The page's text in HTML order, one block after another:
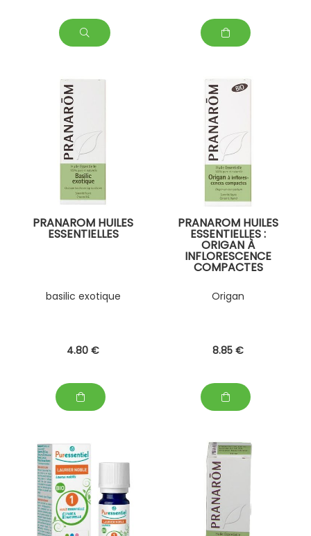
PRANAROM HUILES
ESSENTIELLES
basilic exotique
4.80 €
PRANAROM HUILES
ESSENTIELLES :
ORIGAN À
INFLORESCENCE
COMPACTES
Origan
8.85 €